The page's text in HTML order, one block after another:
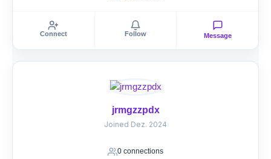
Connect Follow Message
jrmgzzpdx
Joined Dez. 2024
0 connections